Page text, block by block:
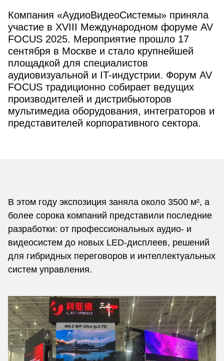
Компания «АудиоВидеоСистемы» приняла
участие в XVIII Международном форуме AV
FOCUS 2025. Мероприятие прошло 17
сентября в Москве и стало крупнейшей
площадкой для специалистов
аудиовизуальной и IT-индустрии. Форум AV
FOCUS традиционно собирает ведущих
производителей и дистрибьюторов
мультимедиа оборудования, интеграторов и
представителей корпоративного сектора.
В этом году экспозиция заняла около 3500 м², а
более сорока компаний представили последние
разработки: от профессиональных аудио- и
видеосистем до новых LED-дисплеев, решений
для гибридных переговоров и интеллектуальных
систем управления.